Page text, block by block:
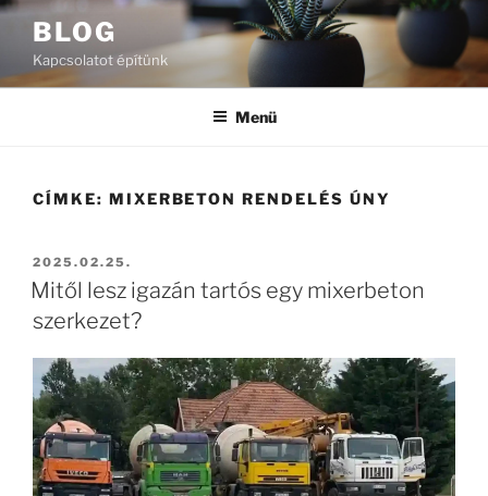
Tartalomhoz
BLOG
Kapcsolatot építünk
Menü
CÍMKE: MIXERBETON RENDELÉS ÚNY
BEKÜLDVE:
2025.02.25.
Mitől lesz igazán tartós egy mixerbeton
szerkezet?